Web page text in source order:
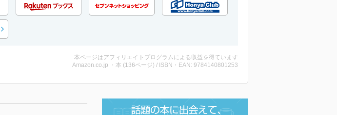
本ページはアフィリエイトプログラムによる収益を得ています
Amazon.co.jp ・本 (136ページ) / ISBN・EAN: 9784140801253